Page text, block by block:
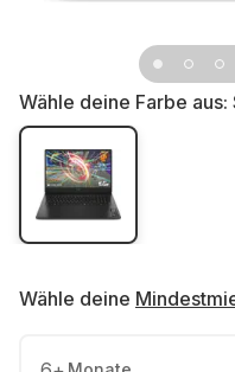
Wähle deine Farbe aus:
Wähle deine